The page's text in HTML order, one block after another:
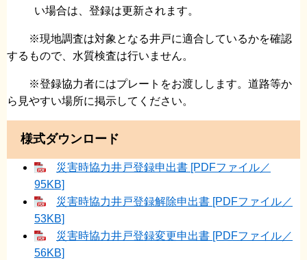
い場合は、登録は更新されます。
※現地調査は対象となる井戸に適合しているかを確認
するもので、水質検査は行いません。
※登録協力者にはプレートをお渡しします。道路等か
ら見やすい場所に掲示してください。
様式ダウンロード
災害時協力井戸登録申出書 [PDFファイル／
95KB]
災害時協力井戸登録解除申出書 [PDFファイル／
53KB]
災害時協力井戸登録変更申出書 [PDFファイル／
56KB]